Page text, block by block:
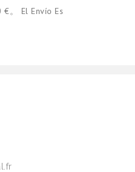
。 El Envío Es